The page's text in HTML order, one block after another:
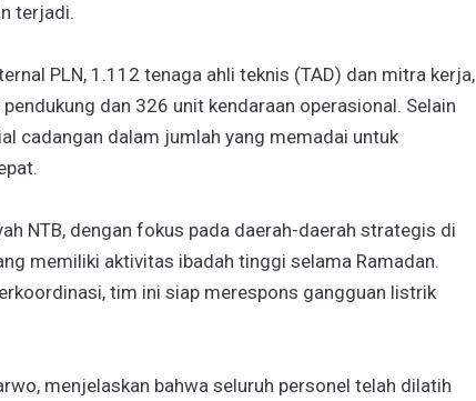
terjadi.
PLN, 1.112 tenaga ahli teknis (TAD) dan mitra kerja,
dan 326 unit kendaraan operasional. Selain
cadangan dalam jumlah yang memadai untuk
NTB, dengan fokus pada daerah-daerah strategis di
memiliki aktivitas ibadah tinggi selama Ramadan.
tim ini siap merespons gangguan listrik
menjelaskan bahwa seluruh personel telah dilatih